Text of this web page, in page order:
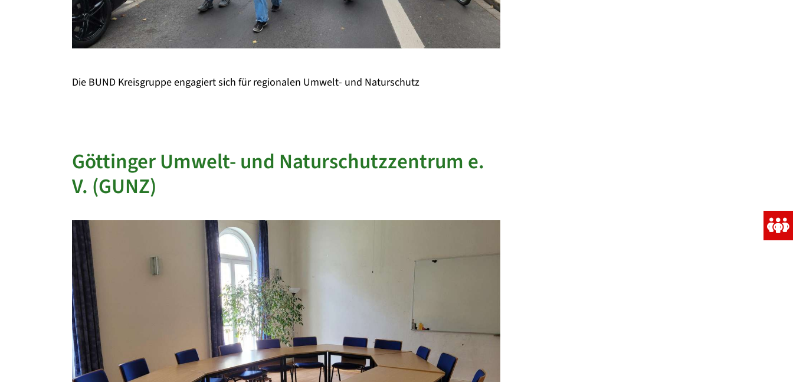
Die BUND Kreisgruppe engagiert sich für regionalen Umwelt- und Naturschutz
Göttinger Umwelt- und Naturschutzzentrum e.
V. (GUNZ)